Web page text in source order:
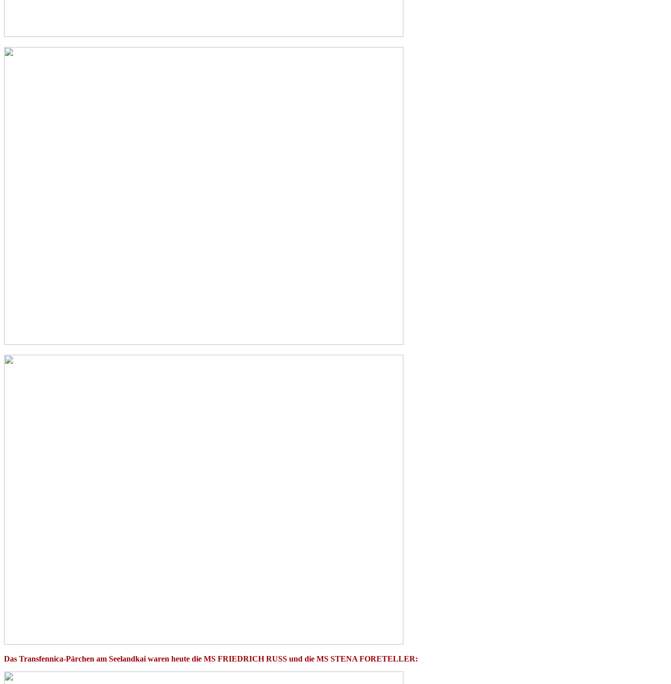
Das Transfennica-Pärchen am Seelandkai waren heute die MS FRIEDRICH RUSS und die MS STENA FORETELLER: